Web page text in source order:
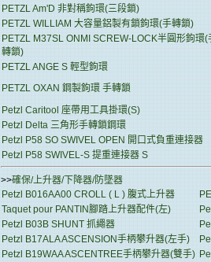
PETZL Am'D 非對稱鉤環(三段鎖)
PETZL WILLIAM 大容量鋁製有鎖鉤環(手轉鎖)
PETZL M37SL ONMI SCREW-LOCK半圓形鉤環(
轉鎖)
PETZL ANGE S 輕型鉤環
PETZL OXAN 鋼製鉤環 手轉鎖
Petzl Caritool 座帶用工具掛環(S)
Petzl Delta 三角形手轉鎖鋼環
Petzl P58 SO SWIVEL OPEN 開口式負重連接器
Petzl P58 SWIVEL-S 提重連接器 S
>>確保/上升器/下降器/防墜器
Petzl B016AA00 CROLL ( L ) 腹式上升器
Taquet pour PANTIN腳踏上升器配件(左)
Petzl B03B SHUNT 抓繩器
Petzl B17ALA ASCENSION手柄攀升器(左手)
Petzl B19WAA ASCENTREE手柄攀升器(雙手)